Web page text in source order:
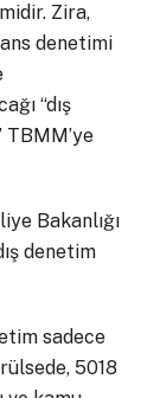
Zira,
denetimi
“dış
Bakanlığı
denetim
sadece
5018